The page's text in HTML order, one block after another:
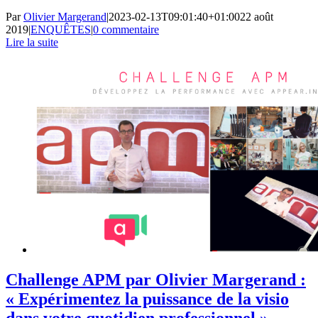
ParOlivier Margerand|2023-02-13T09:01:40+01:0022 août
2019|ENQUÊTES|0 commentaire
Lire la suite
Challenge APM par Olivier Margerand :
« Expérimentez la puissance de la visio